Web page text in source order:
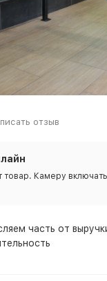
отзыв
товар. Камеру
часть от